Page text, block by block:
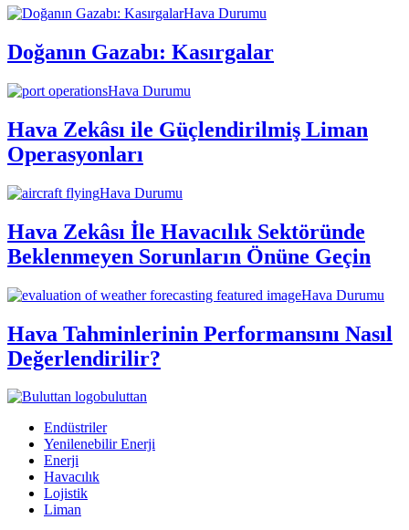
Hava Durumu
Doğanın Gazabı: Kasırgalar
Hava Durumu
Hava Zekâsı ile Güçlendirilmiş Liman
Operasyonları
Hava Durumu
Hava Zekâsı İle Havacılık Sektöründe
Beklenmeyen Sorunların Önüne Geçin
Hava Durumu
Hava Tahminlerinin Performansını Nasıl
Değerlendirilir?
buluttan
Endüstriler
Yenilenebilir Enerji
Enerji
Havacılık
Lojistik
Liman